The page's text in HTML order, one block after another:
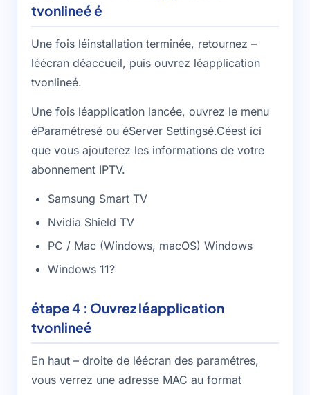
tvonlineé é
Une fois léinstallation terminée, retournez –
léécran déaccueil, puis ouvrez léapplication
tvonlineé.
Une fois léapplication lancée, ouvrez le menu
éParamétresé ou éServer Settingsé.Céest ici
que vous ajouterez les informations de votre
abonnement IPTV.
Samsung Smart TV
Nvidia Shield TV
PC / Mac (Windows, macOS) Windows
Windows 11?
étape 4 : Ouvrez léapplication
tvonlineé
En haut – droite de léécran des paramétres,
vous verrez une adresse MAC au format